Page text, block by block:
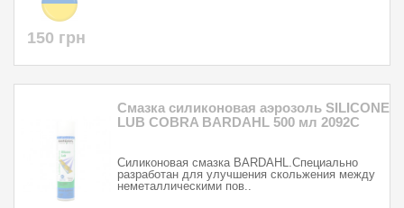
150 грн
Смазка силиконовая аэрозоль SILICONE
LUB COBRA BARDAHL 500 мл 2092C
Силиконовая смазка BARDAHL.Специально
разработан для улучшения скольжения между
неметаллическими пов..